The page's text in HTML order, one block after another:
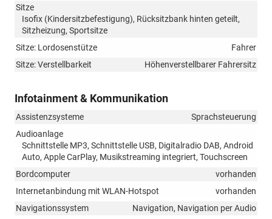
Sitze
Isofix (Kindersitzbefestigung), Rücksitzbank hinten geteilt,
Sitzheizung, Sportsitze
Sitze: Lordosenstütze
Fahrer
Sitze: Verstellbarkeit
Höhenverstellbarer Fahrersitz
Infotainment & Kommunikation
Assistenzsysteme
Sprachsteuerung
Audioanlage
Schnittstelle MP3, Schnittstelle USB, Digitalradio DAB, Android
Auto, Apple CarPlay, Musikstreaming integriert, Touchscreen
Bordcomputer
vorhanden
Internetanbindung mit WLAN-Hotspot
vorhanden
Navigationssystem
Navigation, Navigation per Audio